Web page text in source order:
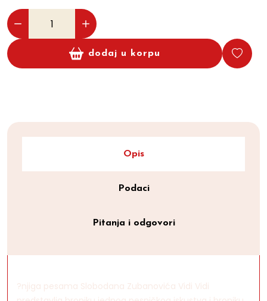
dodaj u korpu
Opis
Podaci
Pitanja i odgovori
?njiga pesama Slobodana Zubanovića Vidi Vidi